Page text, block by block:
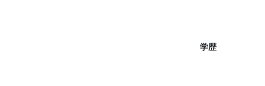
学歴